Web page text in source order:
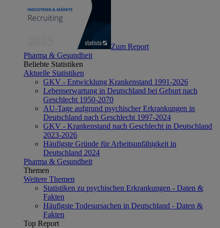
Zum Report
Pharma & Gesundheit
Beliebte Statistiken
Aktuelle Statistiken
GKV - Entwicklung Krankenstand 1991-2026
Lebenserwartung in Deutschland bei Geburt nach
Geschlecht 1950-2070
AU-Tage aufgrund psychischer Erkrankungen in
Deutschland nach Geschlecht 1997-2024
GKV - Krankenstand nach Geschlecht in Deutschland
2023-2026
Häufigste Gründe für Arbeitsunfähigkeit in
Deutschland 2024
Pharma & Gesundheit
Themen
Weitere Themen
Statistiken zu psychischen Erkrankungen - Daten &
Fakten
Häufigste Todesursachen in Deutschland - Daten &
Fakten
Top Report